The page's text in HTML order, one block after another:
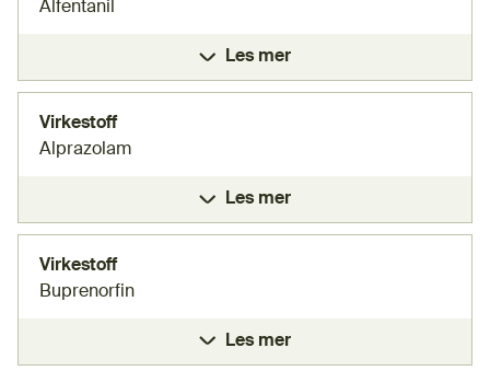
Alfentanil
Les mer
Virkestoff
Alprazolam
Les mer
Virkestoff
Buprenorfin
Les mer